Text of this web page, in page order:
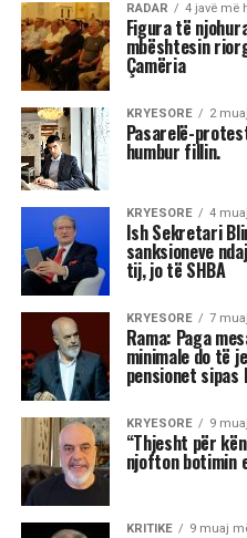
Ish Sekretari
plotësisht
Berishës, ato
të SHBA
Ish-Sekretari amerikan
është pyetur gjatë një
Institute of Politics”, për
Sali Berisha nga DASH.
Blinken thotë se
sanksioneve të
Amerikan i Shtetit ndaj